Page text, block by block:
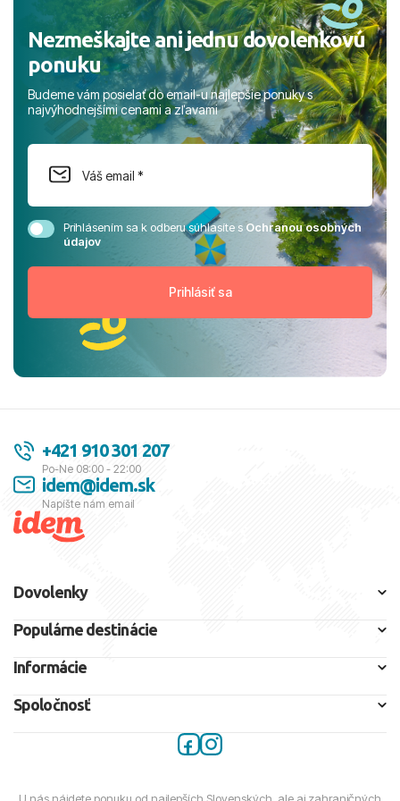
Nezmeškajte ani jednu dovolenkovú
ponuku
Budeme vám posielať do email-u najlepšie ponuky s
najvýhodnejšími cenami a zľavami
Prihlásením sa k odberu súhlasíte sOchranou osobných
údajov
+421 910 301 207
Po-Ne 08:00 - 22:00
idem@idem.sk
Napíšte nám email
Dovolenky
Populárne destinácie
Informácie
Spoločnosť